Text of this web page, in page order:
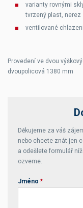
varianty rovnými
tvrzený plast, nerez
ventilované
Provedení ve dvou
dvoupolicová 1380 mm
Děkujeme za váš
nebo chcete znát jen
a odešlete formulář
ozveme.
Jméno *